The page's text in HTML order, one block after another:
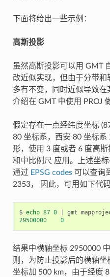
下面将给出一些示例：
高斯投影
虽然高斯投影可以用 GMT
改近似实现，但由于分带和
多有不变，同时近似导致
介绍在 GMT 中使用 PROJ
假定存在一点经纬度坐标
80 坐标系，西安 80 坐标
形，使用 3 度或者 6 度高
和中比例尺 应用。上述坐
通过 EPSG codes可以查询
2353， 因此，可用如下代
$ echo 87 0 gmt
29500000
0
结果中横轴坐标 2950000
则，为防止投影后的横轴
坐标加 500 km，由于经度